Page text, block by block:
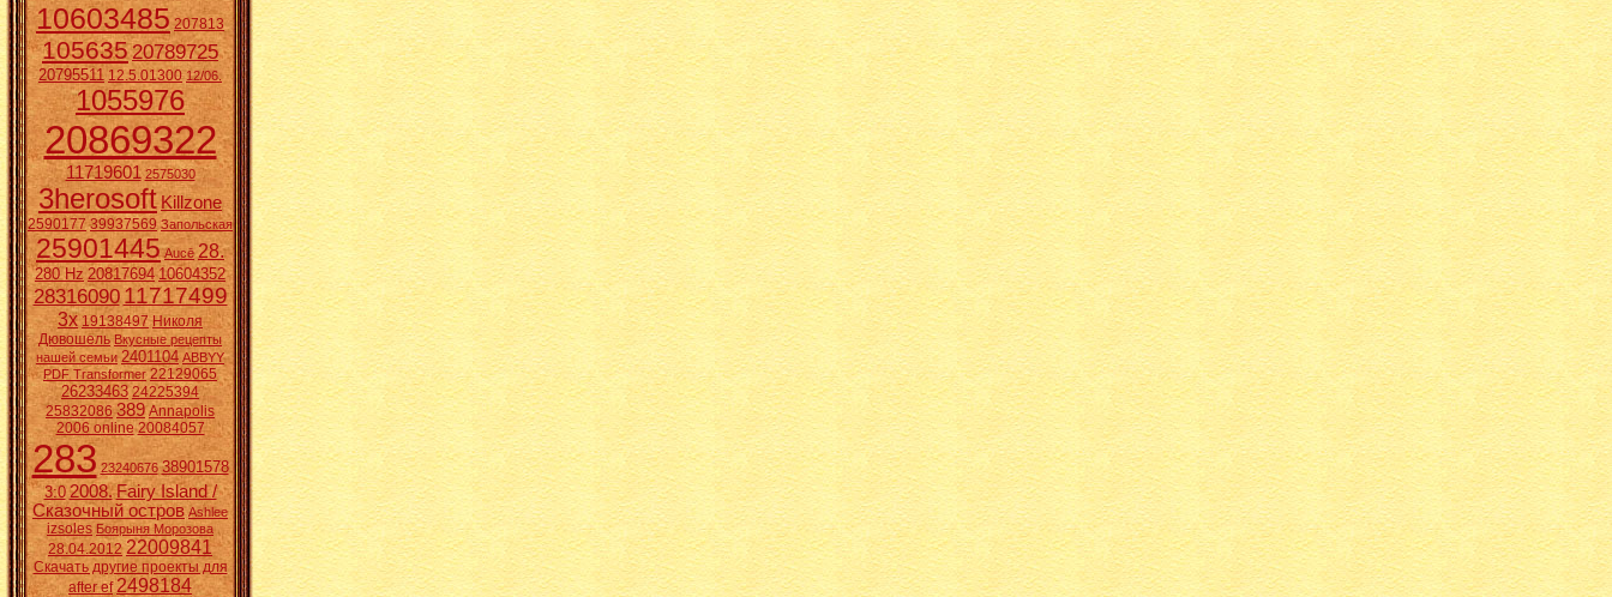
10603485 207813
10563520789725
20795511 12.5.01300 12/06.
1055976
20869322
11719601 2575030
3herosoft Killzone
2590177 39937569 Запольская
25901445 Aucē 28.
280 Hz 20817694 10604352
2831609011717499
3x 19138497 Николя
Дювошель Вкусные рецепты
нашей семьи 2401104 ABBYY
PDF Transformer 22129065
26233463 24225394
25832086 389 Annapolis
2006 online 20084057
283 23240676 38901578
3:0 2008. Fairy Island /
Сказочный остров Ashlee
izsoles Боярыня Морозова
28.04.2012 22009841
Скачать другие проекты для
after ef 2498184